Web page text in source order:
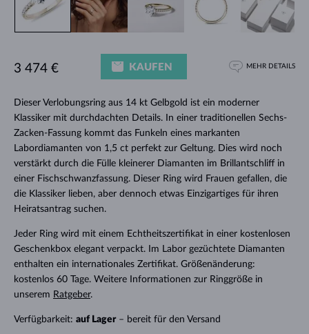
Dieser Verlobungsring aus 14 kt Gelbgold ist ein moderner
Klassiker mit durchdachten Details. In einer traditionellen Sechs-
Zacken-Fassung kommt das Funkeln eines markanten
Labordiamanten von 1,5 ct perfekt zur Geltung. Dies wird noch
verstärkt durch die Fülle kleinerer Diamanten im Brillantschliff in
einer Fischschwanzfassung. Dieser Ring wird Frauen gefallen, die
die Klassiker lieben, aber dennoch etwas Einzigartiges für ihren
Heiratsantrag suchen.
Jeder Ring wird mit einem Echtheitszertifikat in einer kostenlosen
Geschenkbox elegant verpackt. Im Labor gezüchtete Diamanten
enthalten ein internationales Zertifikat. Größenänderung:
kostenlos 60 Tage. Weitere Informationen zur Ringgröße in
unserem Ratgeber.
Verfügbarkeit: auf Lager– bereit für den Versand
3 474 € KAUFEN MEHR DETAILS